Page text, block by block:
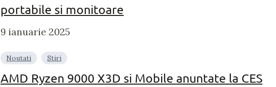
portabile si monitoare
9 ianuarie 2025
Noutati Stiri
AMD Ryzen 9000 X3D si Mobile anuntate la CES